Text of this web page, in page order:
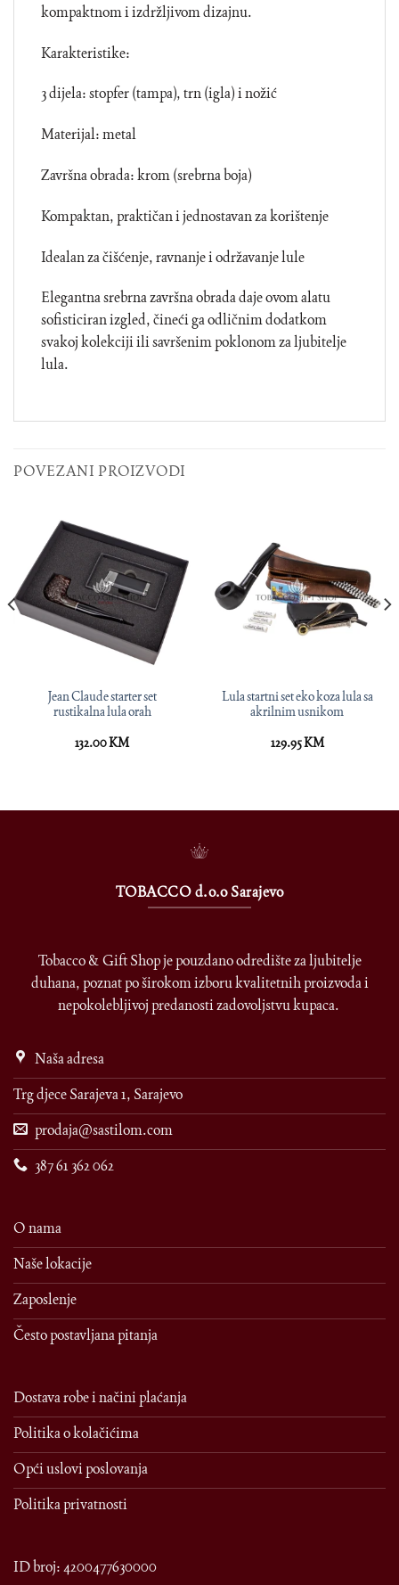
kompaktnom i izdržljivom dizajnu.
Karakteristike:
3 dijela: stopfer (tampa), trn (igla) i nožić
Materijal: metal
Završna obrada: krom (srebrna boja)
Kompaktan, praktičan i jednostavan za korištenje
Idealan za čišćenje, ravnanje i održavanje lule
Elegantna srebrna završna obrada daje ovom alatu
sofisticiran izgled, čineći ga odličnim dodatkom
svakoj kolekciji ili savršenim poklonom za ljubitelje
lula.
POVEZANI PROIZVODI
Jean Claude starter set
rustikalna lula orah
132.00KM
Lula startni set eko koza lula sa
akrilnim usnikom
129.95KM
TOBACCO d.o.o Sarajevo
Tobacco & Gift Shop je pouzdano odredište za ljubitelje
duhana, poznat po širokom izboru kvalitetnih proizvoda i
nepokolebljivoj predanosti zadovoljstvu kupaca.
Naša adresa
Trg djece Sarajeva 1, Sarajevo
prodaja@sastilom.com
387 61 362 062
O nama
Naše lokacije
Zaposlenje
Često postavljana pitanja
Dostava robe i načini plaćanja
Politika o kolačićima
Opći uslovi poslovanja
Politika privatnosti
ID broj: 4200477630000